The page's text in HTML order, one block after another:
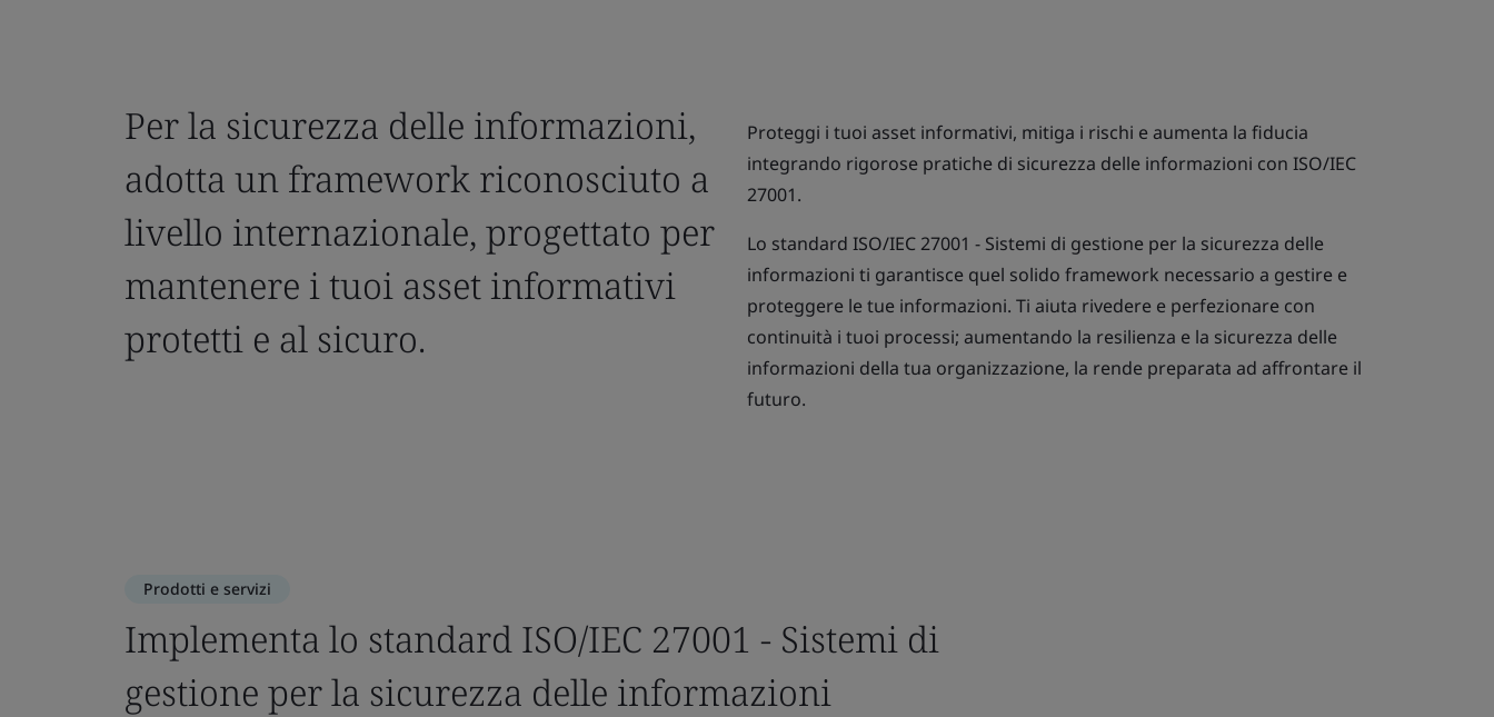
Per la sicurezza delle informazioni,
adotta un framework riconosciuto a
livello internazionale, progettato per
mantenere i tuoi asset informativi
protetti e al sicuro.
Proteggi i tuoi asset informativi, mitiga i rischi e aumenta la fiducia
integrando rigorose pratiche di sicurezza delle informazioni con ISO/IEC
27001.
Lo standard ISO/IEC 27001 - Sistemi di gestione per la sicurezza delle
informazioni ti garantisce quel solido framework necessario a gestire e
proteggere le tue informazioni. Ti aiuta rivedere e perfezionare con
continuità i tuoi processi; aumentando la resilienza e la sicurezza delle
informazioni della tua organizzazione, la rende preparata ad affrontare il
futuro.
Prodotti e servizi
Implementa lo standard ISO/IEC 27001 - Sistemi di
gestione per la sicurezza delle informazioni